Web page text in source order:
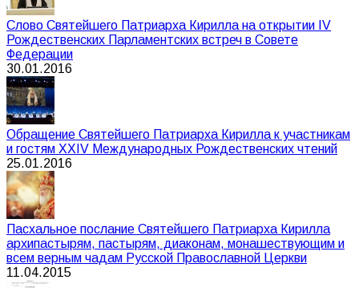
Слово Святейшего Патриарха Кирилла на открытии IV
Рождественских Парламентских встреч в Совете
Федерации
30.01.2016
Обращение Святейшего Патриарха Кирилла к участникам
и гостям XXIV Международных Рождественских чтений
25.01.2016
Пасхальное послание Святейшего Патриарха Кирилла
архипастырям, пастырям, диаконам, монашествующим и
всем верным чадам Русской Православной Церкви
11.04.2015